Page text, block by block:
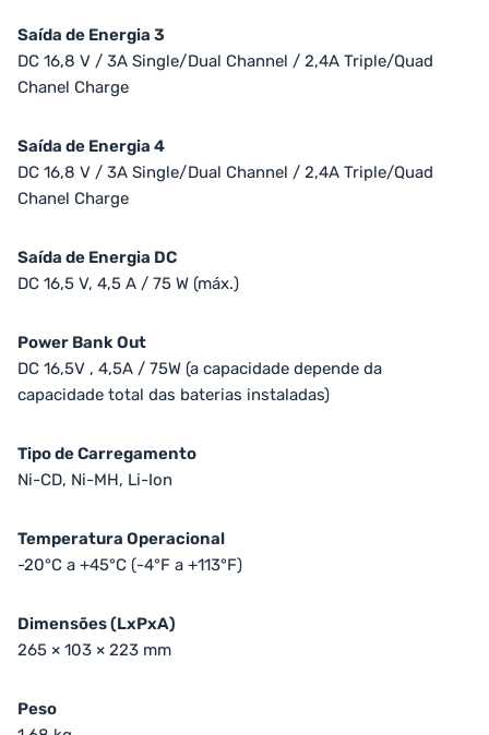
Saída de Energia 3
DC 16,8 V / 3A Single/Dual Channel / 2,4A Triple/Quad
Chanel Charge
Saída de Energia 4
DC 16,8 V / 3A Single/Dual Channel / 2,4A Triple/Quad
Chanel Charge
Saída de Energia DC
DC 16,5 V, 4,5 A / 75 W (máx.)
Power Bank Out
DC 16,5V , 4,5A / 75W (a capacidade depende da
capacidade total das baterias instaladas)
Tipo de Carregamento
Ni-CD, Ni-MH, Li-Ion
Temperatura Operacional
-20°C a +45°C (-4°F a +113°F)
Dimensões (LxPxA)
265 × 103 × 223 mm
Peso